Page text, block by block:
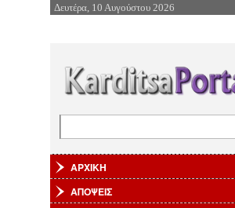
Επιστροφή στην Πλοήγηση
Δευτέρα, 10 Αυγούστου 2026
ΑΡΧΙΚΗ
ΑΠΟΨΕΙΣ